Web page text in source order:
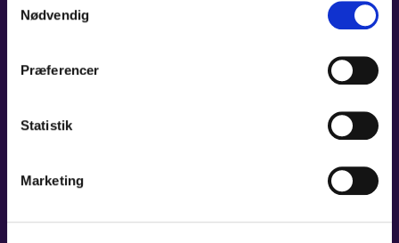
Nødvendig
Præferencer
Statistik
Marketing